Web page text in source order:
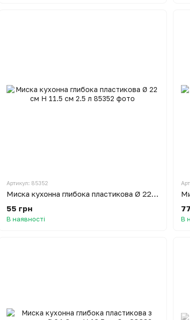
Артикул: 85352
Миска кухонна глибока пластикова Ø 22 см H 11.5 см 2.5 л
55 грн
В наявності В